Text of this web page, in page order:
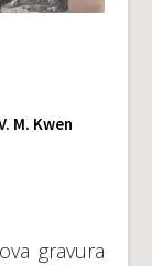
M. Kwen
gravura